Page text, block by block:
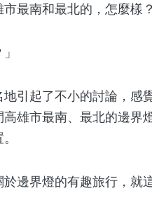
南和最北的，怎麼樣？
起了不小的討論，感
雄市最南、最北的邊界
界燈的有趣旅行，就這